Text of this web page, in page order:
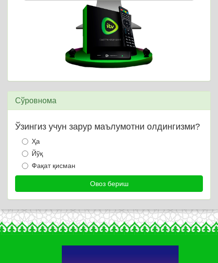
Сўровнома
Ўзингиз учун зарур маълумотни олдингизми?
Ҳа
Йўқ
Фақат қисман